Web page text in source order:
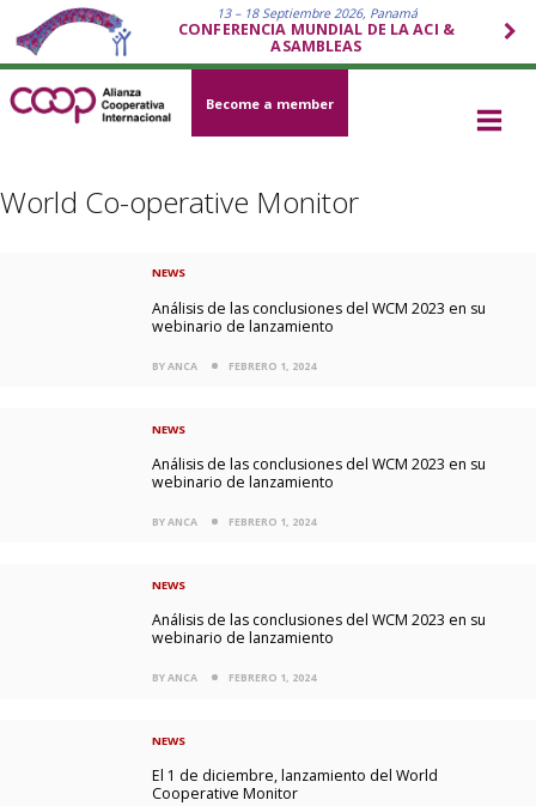
13 – 18 Septiembre 2026, Panamá
CONFERENCIA MUNDIAL DE LA ACI &
ASAMBLEAS
Become a member
World Co-operative Monitor
NEWS
Análisis de las conclusiones del WCM 2023 en su
webinario de lanzamiento
BY ANCA FEBRERO 1, 2024
NEWS
Análisis de las conclusiones del WCM 2023 en su
webinario de lanzamiento
BY ANCA FEBRERO 1, 2024
NEWS
Análisis de las conclusiones del WCM 2023 en su
webinario de lanzamiento
BY ANCA FEBRERO 1, 2024
NEWS
El 1 de diciembre, lanzamiento del World
Cooperative Monitor